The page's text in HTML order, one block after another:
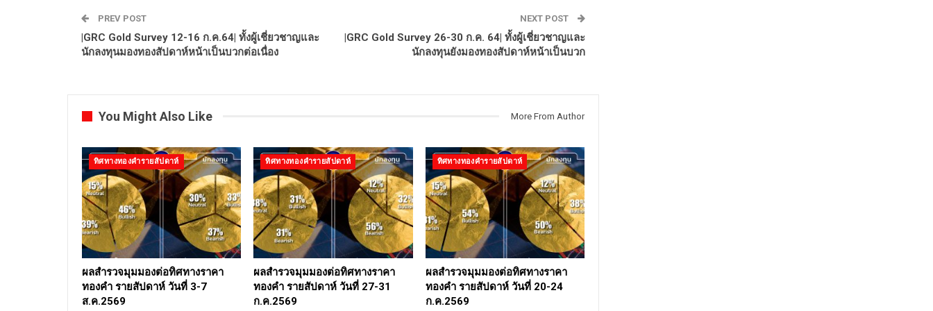
PREV POST
|GRC Gold Survey 12-16 ก.ค.64| ทั้งผู้เชี่ยวชาญและ
นักลงทุนมองทองสัปดาห์หน้าเป็นบวกต่อเนื่อง
NEXT POST
|GRC Gold Survey 26-30 ก.ค. 64| ทั้งผู้เชี่ยวชาญและ
นักลงทุนยังมองทองสัปดาห์หน้าเป็นบวก
You Might Also Like More From Author
ทิศทางทองคำรายสัปดาห์
ผลสำรวจมุมมองต่อทิศทางราคา
ทองคำ รายสัปดาห์ วันที่ 3-7
ส.ค.2569
ทิศทางทองคำรายสัปดาห์
ผลสำรวจมุมมองต่อทิศทางราคา
ทองคำ รายสัปดาห์ วันที่ 27-31
ก.ค.2569
ทิศทางทองคำรายสัปดาห์
ผลสำรวจมุมมองต่อทิศทางราคา
ทองคำ รายสัปดาห์ วันที่ 20-24
ก.ค.2569